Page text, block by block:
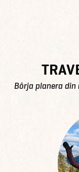
Börja planera din